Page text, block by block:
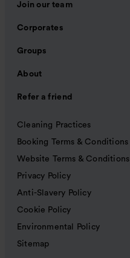
Join our team
Corporates
Groups
About
Refer a friend
Cleaning Practices
Booking Terms & Conditions
Website Terms & Conditions
Privacy Policy
Anti-Slavery Policy
Cookie Policy
Environmental Policy
Sitemap